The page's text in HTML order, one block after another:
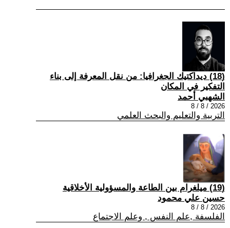
(18) ديداكتيك الجغرافيا: من نقل المعرفة إلى بناء
التفكير في المكان
الشهبي أحمد
2026 / 8 / 8
التربية والتعليم والبحث العلمي
(19) ميلغرام بين الطاعة والمسؤولية الأخلاقية
حسين علي محمود
2026 / 8 / 8
الفلسفة ,علم النفس , وعلم الاجتماع